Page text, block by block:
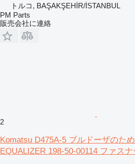
トルコ, BAŞAKŞEHİR/İSTANBUL
PM Parts
販売会社に連絡
2
Komatsu D475A-5 ブルドーザのた
EQUALIZER 198-50-00114 ファスナ